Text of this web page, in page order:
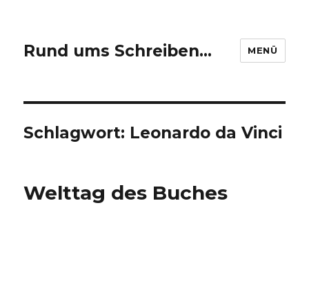
Rund ums Schreiben… MENÜ
Schlagwort: Leonardo da Vinci
Welttag des Buches